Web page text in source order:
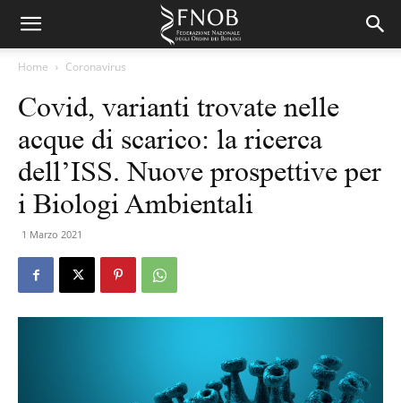
Home Coronavirus
Covid, varianti trovate nelle
acque di scarico: la ricerca
dell’ISS. Nuove prospettive per
i Biologi Ambientali
1 Marzo 2021